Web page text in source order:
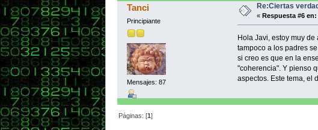
Tanci
Principiante
Mensajes: 87
Re:Ciertas
« Respuesta #6 en:
Hola Javi, estoy muy
tampoco a los padres
si creo es que en la
"coherencia". Y pienso
aspectos. Este tema, el
Páginas: [1]